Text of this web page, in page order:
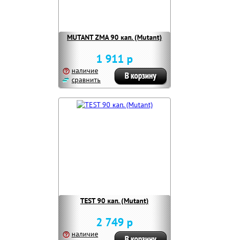
MUTANT ZMA 90 кап. (Mutant)
1 911 р
наличие
сравнить
TEST 90 кап. (Mutant)
2 749 р
наличие